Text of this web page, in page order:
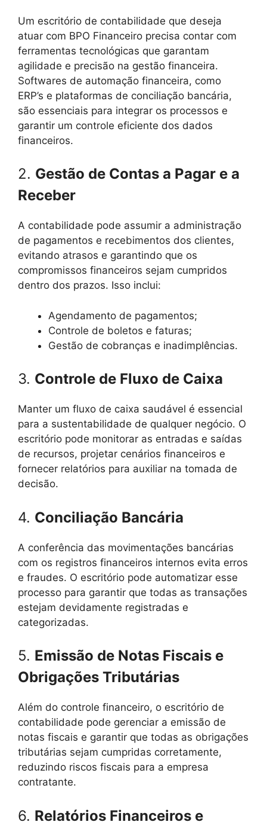
Um escritório de contabilidade que deseja
atuar com BPO Financeiro precisa contar com
ferramentas tecnológicas que garantam
agilidade e precisão na gestão financeira.
Softwares de automação financeira, como
ERP’s e plataformas de conciliação bancária,
são essenciais para integrar os processos e
garantir um controle eficiente dos dados
financeiros.
2. Gestão de Contas a Pagar e a
Receber
A contabilidade pode assumir a administração
de pagamentos e recebimentos dos clientes,
evitando atrasos e garantindo que os
compromissos financeiros sejam cumpridos
dentro dos prazos. Isso inclui:
Agendamento de pagamentos;
Controle de boletos e faturas;
Gestão de cobranças e inadimplências.
3. Controle de Fluxo de Caixa
Manter um fluxo de caixa saudável é essencial
para a sustentabilidade de qualquer negócio. O
escritório pode monitorar as entradas e saídas
de recursos, projetar cenários financeiros e
fornecer relatórios para auxiliar na tomada de
decisão.
4. Conciliação Bancária
A conferência das movimentações bancárias
com os registros financeiros internos evita erros
e fraudes. O escritório pode automatizar esse
processo para garantir que todas as transações
estejam devidamente registradas e
categorizadas.
5. Emissão de Notas Fiscais e
Obrigações Tributárias
Além do controle financeiro, o escritório de
contabilidade pode gerenciar a emissão de
notas fiscais e garantir que todas as obrigações
tributárias sejam cumpridas corretamente,
reduzindo riscos fiscais para a empresa
contratante.
6. Relatórios Financeiros e